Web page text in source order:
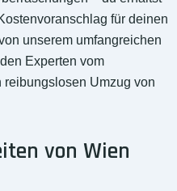
für deinen
unserem umfangreichen
Experten vom
Umzug von
von Wien